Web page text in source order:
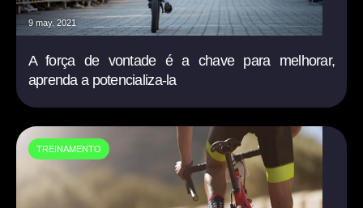
9 may. 2021
A força de vontade é a chave para melhorar,
aprenda a potencializa-la
TREINAMENTO